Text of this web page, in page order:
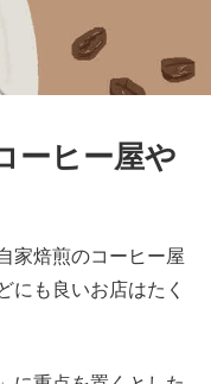
ーヒー屋や
家焙煎のコーヒー屋
にも良いお店はたく